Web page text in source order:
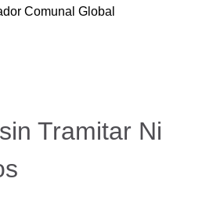
Comunal Global
Tramitar Ni